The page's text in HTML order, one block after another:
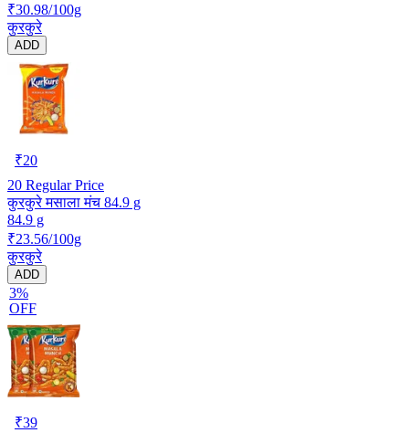
₹30.98/100g
कुरकुरे
ADD
₹20
20 Regular Price
कुरकुरे मसाला मंच 84.9 g
84.9 g
₹23.56/100g
कुरकुरे
ADD
3%
OFF
₹39